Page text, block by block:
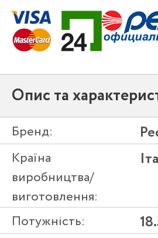
Опис та
Бренд:
Країна
виробництва/
виготовлення:
Потужність: